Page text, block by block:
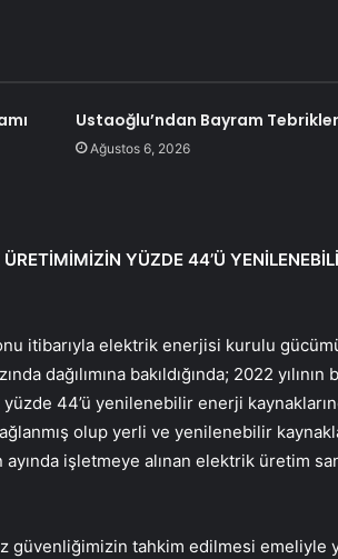
Ustaoğlu’ndan Bayram
Ağustos 6, 2026
YÜZDE 44’Ü
itibarıyla elektrik enerjisi kurulu
dağılımına bakıldığında; 2022
44’ü yenilenebilir enerji
olup yerli ve yenilenebilir
işletmeye alınan elektrik üretim
güvenliğimizin tahkim edilmesi emeliyle